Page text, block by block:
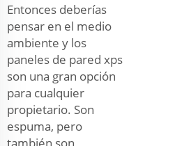
Entonces deberías
pensar en el medio
ambiente y los
paneles de pared xps
son una gran opción
para cualquier
propietario. Son
espuma, pero
también son